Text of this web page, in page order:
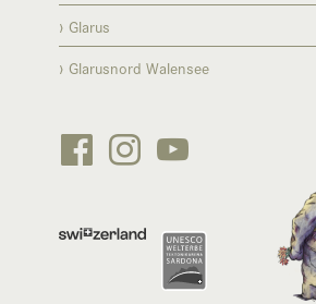
Glarus
Glarusnord Walensee

 